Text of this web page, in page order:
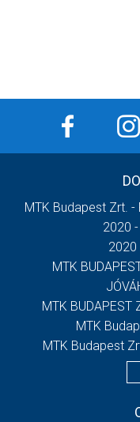
MTK Budapest Zrt.
2020
2020
MTK
MTK BUDAPEST
MTK
MTK Budapest